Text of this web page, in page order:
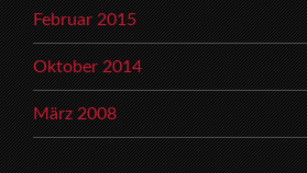
Februar 2015
Oktober 2014
März 2008